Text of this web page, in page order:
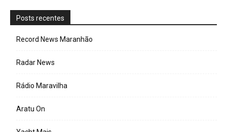
Posts recentes
Record News Maranhão
Radar News
Rádio Maravilha
Aratu On